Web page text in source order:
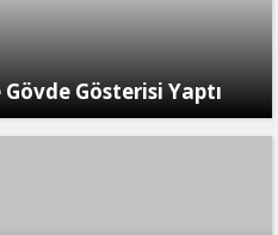
Gösterisi Yaptı